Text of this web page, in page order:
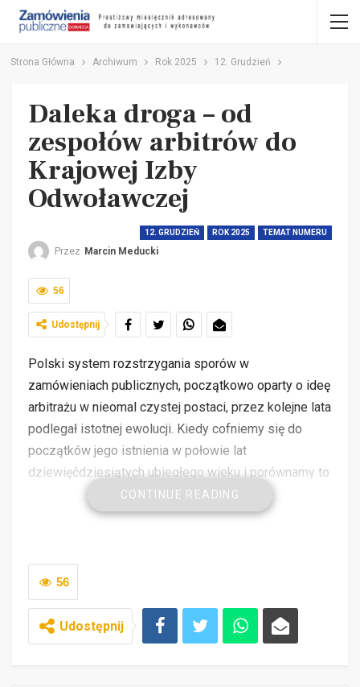
Strona Główna Archiwum Rok 2025 12. Grudzień
Daleka droga – od
zespołów arbitrów do
Krajowej Izby
Odwoławczej
12. GRUDZIEŃ ROK 2025 TEMAT NUMERU
Przez Marcin Meducki
56
Udostępnij
Polski system rozstrzygania sporów w
zamówieniach publicznych, początkowo oparty o ideę
arbitrażu w nieomal czystej postaci, przez kolejne lata
podlegał istotnej ewolucji. Kiedy cofniemy się do
początków jego istnienia w połowie lat
dziewięćdziesiątych ubiegłego wieku i porównamy to
ze stanem obecnym uświadomimy sobie, jak daleka
droga została przebyta, zarówno w sensie
USTAWA O ZAMÓWIENIACH PUBLICZNYCH
CONTINUE READING
56
Udostępnij